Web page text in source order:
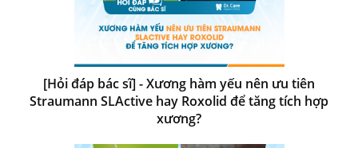
[Hỏi đáp bác sĩ] - Xương hàm yếu nên ưu tiên
Straumann SLActive hay Roxolid để tăng tích hợp
xương?